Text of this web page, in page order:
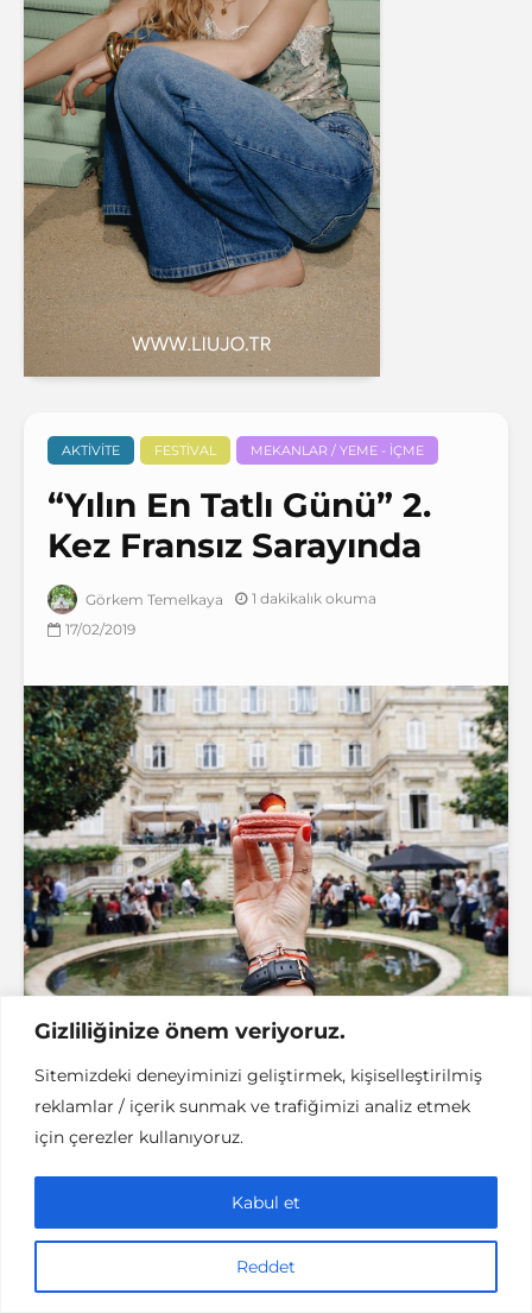
Gizliliğinize önem veriyoruz.
Sitemizdeki deneyiminizi geliştirmek, kişiselleştirilmiş
reklamlar / içerik sunmak ve trafiğimizi analiz etmek
için çerezler kullanıyoruz.
Reddet
Kabul et
AKTIVITE FESTIVAL MEKANLAR / YEME - İÇME
“Yılın En Tatlı Günü” 2.
Kez Fransız Sarayında
Görkem Temelkaya
1 dakikalık okuma
17/02/2019
Bu yıl Fransız Sarayı’nda 2.si düzenlenen,
Boulangerie” etkinliğini yine kaçırmadık!